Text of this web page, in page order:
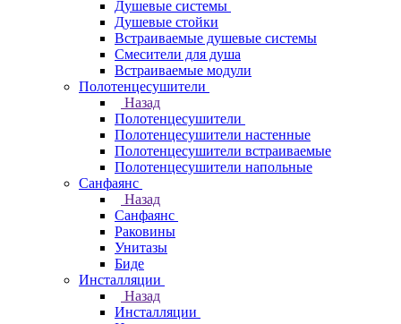
Душевые системы
Душевые стойки
Встраиваемые душевые системы
Смесители для душа
Встраиваемые модули
Полотенцесушители
Назад
Полотенцесушители
Полотенцесушители настенные
Полотенцесушители встраиваемые
Полотенцесушители напольные
Санфаянс
Назад
Санфаянс
Раковины
Унитазы
Биде
Инсталляции
Назад
Инсталляции